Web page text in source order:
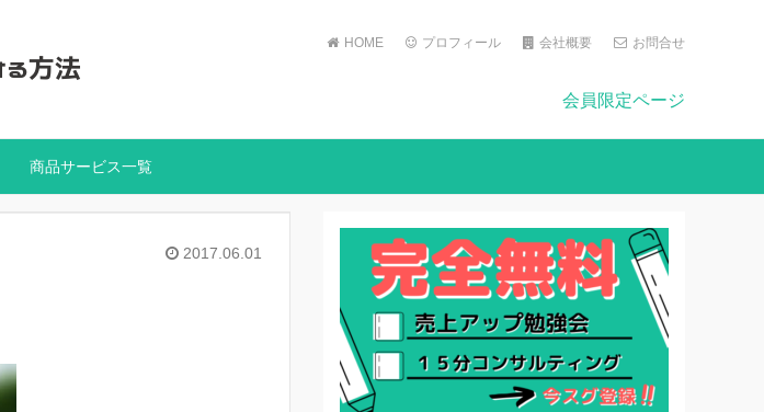
HOME プロフィール 会社概要 お問合せ
会員限定ページ
商品サービス一覧
2017.06.01